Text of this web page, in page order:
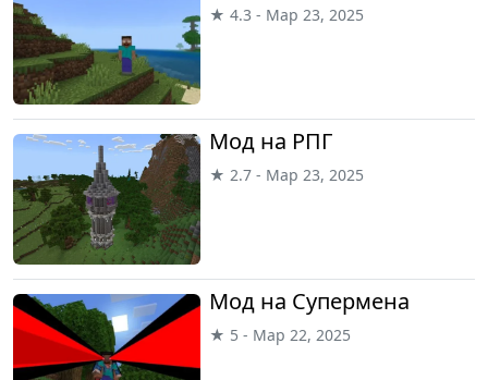
★ 4.3 - Мар 23, 2025
Мод на РПГ
★ 2.7 - Мар 23, 2025
Мод на Супермена
★ 5 - Мар 22, 2025